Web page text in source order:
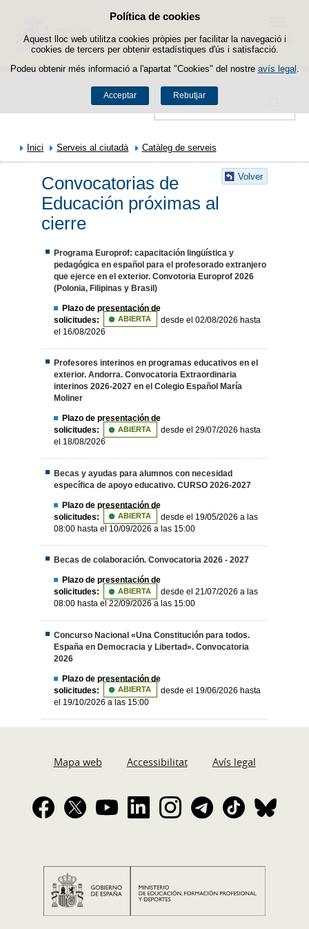
Política de cookies
Aquest lloc web utilitza cookies pròpies per facilitar la navegació i
cookies de tercers per obtenir estadístiques d'ús i satisfacció.
Podeu obtenir més informació a l'apartat "Cookies" del nostre avís legal
Acceptar Rebutjar
Passar al contingut
Cercador
Menú
Inici Serveis al ciutadà Catàleg de serveis
Volver
Convocatorias de
Educación próximas al
cierre
Programa Europrof: capacitación lingüística y
pedagógica en español para el profesorado extranjero
que ejerce en el exterior. Convotoria Europrof 2026
(Polonia, Filipinas y Brasil)
Plazo de presentación de
solicitudes:
ABIERTA
desde el 02/08/2026 hasta
el 16/08/2026
Profesores interinos en programas educativos en el
exterior. Andorra. Convocatoria Extraordinaria
interinos 2026-2027 en el Colegio Español María
Moliner
Plazo de presentación de
solicitudes:
ABIERTA
desde el 29/07/2026 hasta
el 18/08/2026
Becas y ayudas para alumnos con necesidad
específica de apoyo educativo. CURSO 2026-2027
Plazo de presentación de
solicitudes:
ABIERTA
desde el 19/05/2026 a las
08:00 hasta el 10/09/2026 a las 15:00
Becas de colaboración. Convocatoria 2026 - 2027
Plazo de presentación de
solicitudes:
ABIERTA
desde el 21/07/2026 a las
08:00 hasta el 22/09/2026 a las 15:00
Concurso Nacional «Una Constitución para todos.
España en Democracia y Libertad». Convocatoria
2026
Plazo de presentación de
solicitudes:
ABIERTA
desde el 19/06/2026 hasta
el 19/10/2026 a las 15:00
Mapa web Accessibilitat Avís legal